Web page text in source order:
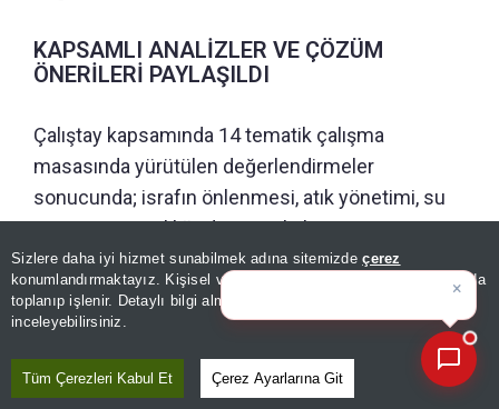
Sizlere daha iyi hizmet sunabilmek adına sitemizdeçerez
konumlandırmaktayız. Kişisel verileriniz, KVKK ve GDPR kapsamında
toplanıp işlenir. Detaylı bilgi almak için
inceleyebilirsiniz.
Tüm Çerezleri Kabul Et Çerez Ayarlarına Git
KAPSAMLI ANALİZLER VE ÇÖZÜM
ÖNERİLERİ PAYLAŞILDI
Çalıştay kapsamında 14 tematik çalışma
masasında yürütülen değerlendirmeler
sonucunda; israfın önlenmesi, atık yönetimi, su
ve enerji verimliliği, döngüsel ekonomi, sanayi,
tarım, turizm, mavi ekonomi, yönetişim ve veri
yönetimi başlıklarında hazırlanan kapsamlı
analizler ve çözüm önerileri katılımcılarla
×
Bugünün öne çıkan manşetleri